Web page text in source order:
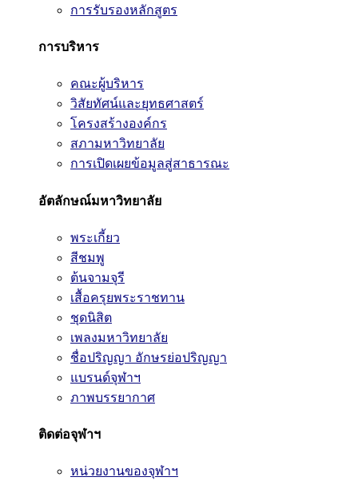
การรับรองหลักสูตร
การบริหาร
คณะผู้บริหาร
วิสัยทัศน์และยุทธศาสตร์
โครงสร้างองค์กร
สภามหาวิทยาลัย
การเปิดเผยข้อมูลสู่สาธารณะ
อัตลักษณ์มหาวิทยาลัย
พระเกี้ยว
สีชมพู
ต้นจามจุรี
เสื้อครุยพระราชทาน
ชุดนิสิต
เพลงมหาวิทยาลัย
ชื่อปริญญา อักษรย่อปริญญา
แบรนด์จุฬาฯ
ภาพบรรยากาศ
ติดต่อจุฬาฯ
หน่วยงานของจุฬาฯ